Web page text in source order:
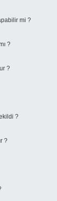
mi ?
?
?
?
?